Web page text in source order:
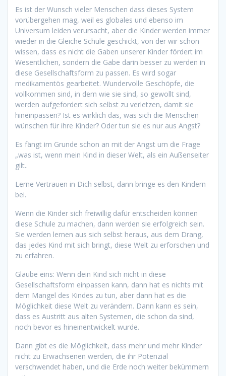
Es ist der Wunsch vieler Menschen dass dieses System
vorübergehen mag, weil es globales und ebenso im
Universum leiden verursacht, aber die Kinder werden immer
wieder in die Gleiche Schule geschickt, von der wir schon
wissen, dass es nicht die Gaben unserer Kinder fördert im
Wesentlichen, sondern die Gabe darin besser zu werden in
diese Gesellschaftsform zu passen. Es wird sogar
medikamentös gearbeitet. Wundervolle Geschöpfe, die
vollkommen sind, in dem wie sie sind, so gewollt sind,
werden aufgefordert sich selbst zu verletzen, damit sie
hineinpassen? Ist es wirklich das, was sich die Menschen
wünschen für ihre Kinder? Oder tun sie es nur aus Angst?
Es fängt im Grunde schon an mit der Angst um die Frage
„was ist, wenn mein Kind in dieser Welt, als ein Außenseiter
gilt..
Lerne Vertrauen in Dich selbst, dann bringe es den Kindern
bei.
Wenn die Kinder sich freiwillig dafür entscheiden können
diese Schule zu machen, dann werden sie erfolgreich sein.
Sie werden lernen aus sich selbst heraus, aus dem Drang,
das jedes Kind mit sich bringt, diese Welt zu erforschen und
zu erfahren.
Glaube eins: Wenn dein Kind sich nicht in diese
Gesellschaftsform einpassen kann, dann hat es nichts mit
dem Mangel des Kindes zu tun, aber dann hat es die
Möglichkeit diese Welt zu verändern. Dann kann es sein,
dass es Austritt aus alten Systemen, die schon da sind,
noch bevor es hineinentwickelt wurde.
Dann gibt es die Möglichkeit, dass mehr und mehr Kinder
nicht zu Erwachsenen werden, die ihr Potenzial
verschwendet haben, und die Erde noch weiter bekümmern